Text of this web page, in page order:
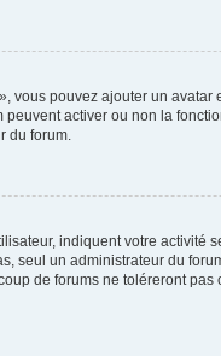
vous pouvez ajouter un
activer ou non la
du forum.
indiquent votre
seul un administrateur du
de forums ne toléreront